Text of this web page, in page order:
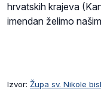
hrvatskih krajeva
imendan želimo
Izvor: Župa sv. Nikole